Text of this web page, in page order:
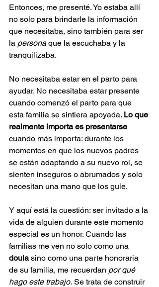
Entonces, me presenté. Yo estaba allí
no solo para brindarle la información
que necesitaba, sino también para ser
la persona que la escuchaba y la
tranquilizaba.
No necesitaba estar en el parto para
ayudar. No necesitaba estar presente
cuando comenzó el parto para que
esta familia se sintiera apoyada. Lo que
realmente importa es presentarse
cuando más importa: durante los
momentos en que los nuevos padres
se están adaptando a su nuevo rol, se
sienten inseguros o abrumados y solo
necesitan una mano que los guíe.
Y aquí está la cuestión: ser invitado a la
vida de alguien durante este momento
especial es un honor. Cuando las
familias me ven no solo como una
doula sino como una parte honoraria
de su familia, me recuerdan por qué
hago este trabajo. Se trata de construir